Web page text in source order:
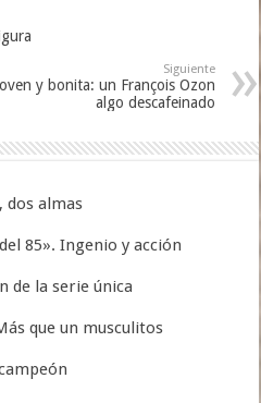
Siguiente
y bonita: un François Ozon
algo descafeinado
dos almas
85». Ingenio y acción
de la serie única
que un musculitos